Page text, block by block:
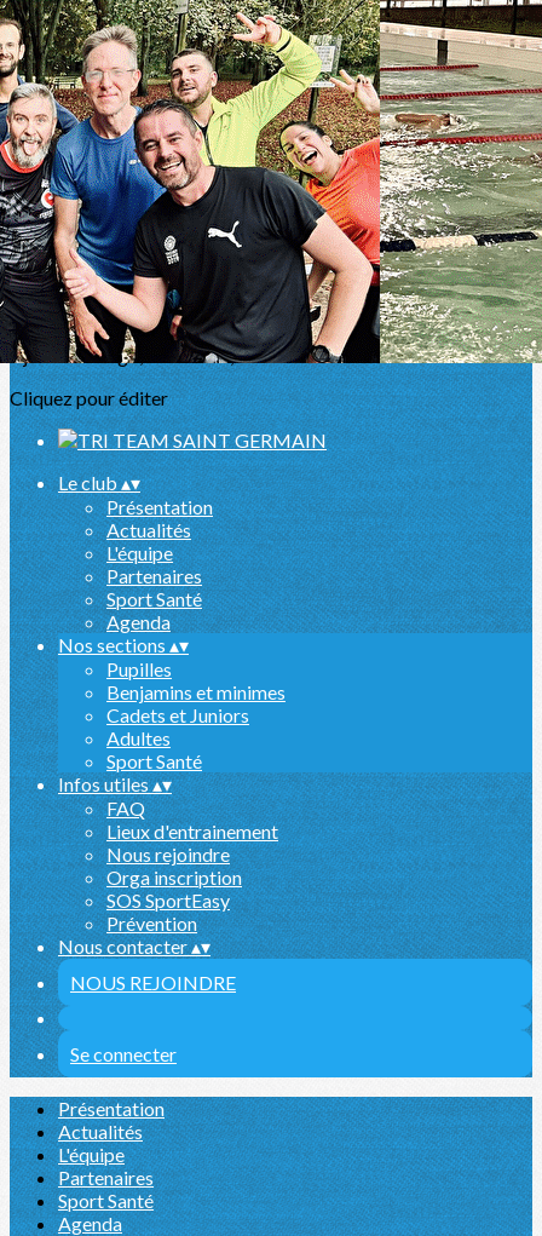
Exporter les lignes sélectionnées
Exporter toutes les colonnes
Exporter uniquement les colonnes affichées
Menu
<
>
Pupilles
Benjamins et minimes
Cadets et Juniors
Adultes
Sport Santé
Ajoutez un logo, un bouton, des réseaux sociaux
Cliquez pour éditer
Le club▴▾
Présentation
Actualités
L'équipe
Partenaires
Sport Santé
Agenda
Nos sections ▴▾
Pupilles
Benjamins et minimes
Cadets et Juniors
Adultes
Sport Santé
Infos utiles▴▾
FAQ
Lieux d'entrainement
Nous rejoindre
Orga inscription
SOS SportEasy
Prévention
Nous contacter▴▾
NOUS REJOINDRE
Se connecter
Présentation
Actualités
L'équipe
Partenaires
Sport Santé
Agenda